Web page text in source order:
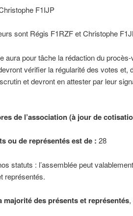
F1IJP
sont Régis F1RZF et Christophe
aura pour tâche la rédaction du
vérifier la régularité des votes et,
et devront en attester par leur
de l’association (à jour de
ou de représentés est de : 28
statuts : l’assemblée peut
représentés.
majorité des présents et représentés,